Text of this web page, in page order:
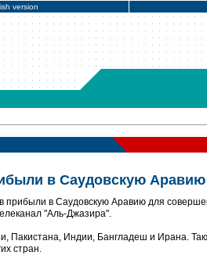
version
в Саудовскую
в Саудовскую Аравию для
"Аль-Джазира".
Пакистана, Индии, Бангладеш и Ирана.
стран.